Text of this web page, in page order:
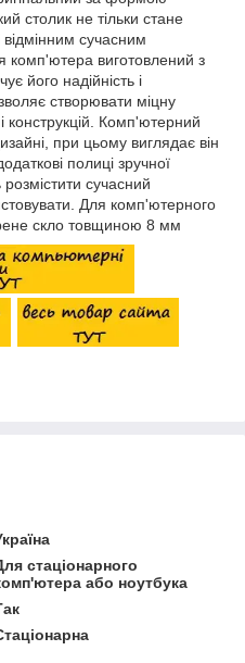
столик не тільки стане
сучасним
комп'ютера виготовлений з
його надійність і
створювати міцну
конструкцій. Комп'ютерний
при цьому виглядає він
полиці зручної
сучасний
Для комп'ютерного
скло товщиною 8 мм
стаціонарного
або ноутбука